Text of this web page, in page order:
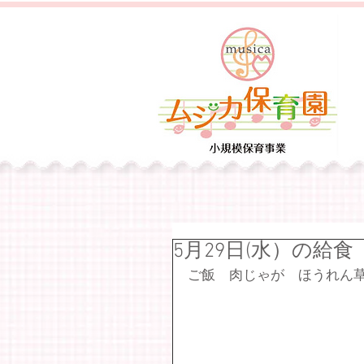
5月29日(水）の給食
ご飯　肉じゃが　ほうれん